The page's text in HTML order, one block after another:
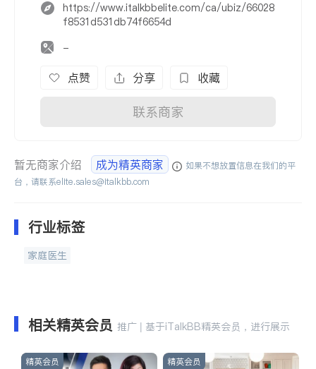
https://www.italkbbelite.com/ca/ubiz/66028
f8531d531db74f6654d
-
点赞 分享 收藏
联系商家
暂无商家介绍 成为精英商家
如果不想放置信息在我们的平
台，请联系elite.sales@italkbb.com
行业标签
家庭医生
相关精英会员 推广 | 基于iTalkBB精英会员，进行展示
精英会员 精英会员